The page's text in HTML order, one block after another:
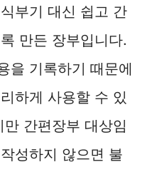
부기 대신 쉽고 간
만든 장부입니다.
을 기록하기 때문에
하게 사용할 수 있
간편장부 대상임
성하지 않으면 불